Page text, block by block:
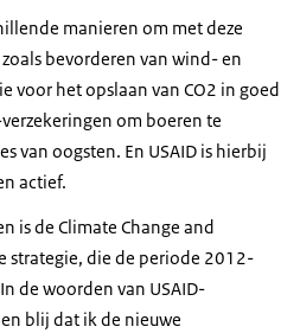
manieren om met deze
bevorderen van wind- en
voor het opslaan van CO2 in goed
om boeren te
van oogsten. En USAID is hierbij
actief.
is de Climate Change and
strategie, die de periode 2012-
de woorden van USAID-
blij dat ik de nieuwe